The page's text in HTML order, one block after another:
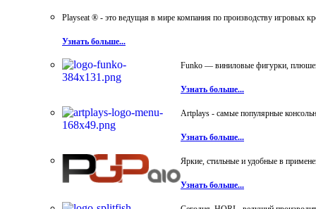
Playseat ® - это ведущая в мире компания по производству игровых
Узнать больше...
Funko — виниловые фигурки,
Узнать больше...
Artplays - самые популярные
Узнать больше...
Яркие, стильные и удобные в
Узнать больше...